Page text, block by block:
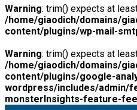
Warning: trim() expects at
/home/giaodich/domains/
content/plugins/wp-mail-
Warning: trim() expects at
/home/giaodich/domains/
content/plugins/google-
wordpress/includes/admin/
monsterInsights-feature-